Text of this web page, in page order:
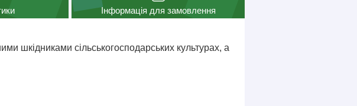
Інформація для замовлення
шкідниками сільськогосподарських культурах, а